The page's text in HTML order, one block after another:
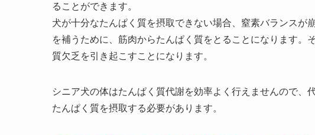
ることができます。
犬が十分なたんぱく質を摂取できない場合、窒素バランスが
を補うために、筋肉からたんぱく質をとることになります。
質欠乏を引き起こすことになります。
シニア犬の体はたんぱく質代謝を効率よく行えませんので、
たんぱく質を摂取する必要があります。